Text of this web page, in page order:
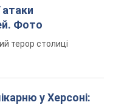
атаки
Фото
терор столиці
у Херсоні: